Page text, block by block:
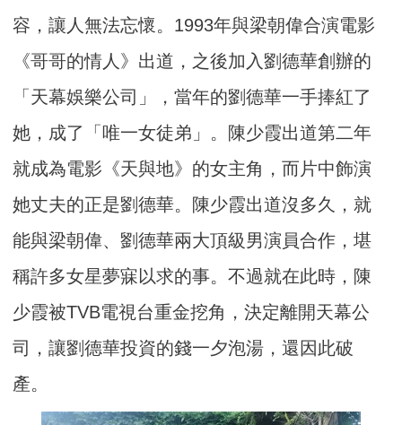
容，讓人無法忘懷。1993年與梁朝偉合演電影
《哥哥的情人》出道，之後加入劉德華創辦的
「天幕娛樂公司」，當年的劉德華一手捧紅了
她，成了「唯一女徒弟」。陳少霞出道第二年
就成為電影《天與地》的女主角，而片中飾演
她丈夫的正是劉德華。陳少霞出道沒多久，就
能與梁朝偉、劉德華兩大頂級男演員合作，堪
稱許多女星夢寐以求的事。不過就在此時，陳
少霞被TVB電視台重金挖角，決定離開天幕公
司，讓劉德華投資的錢一夕泡湯，還因此破
產。